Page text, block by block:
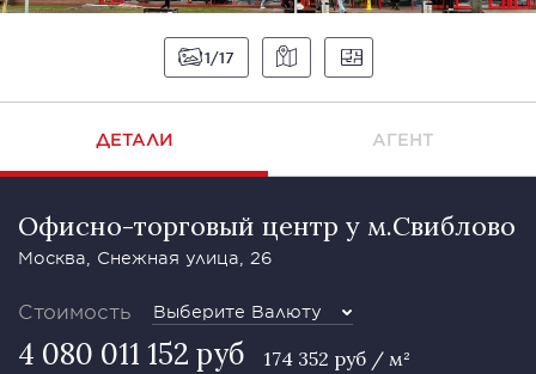
1 17
ДЕТАЛИ АГЕНТ
Офисно-торговый центр у м.Свиблово
Москва, Снежная улица, 26
Стоимость Выберите Валюту
4 080 011 152 руб 174 352 руб / м²